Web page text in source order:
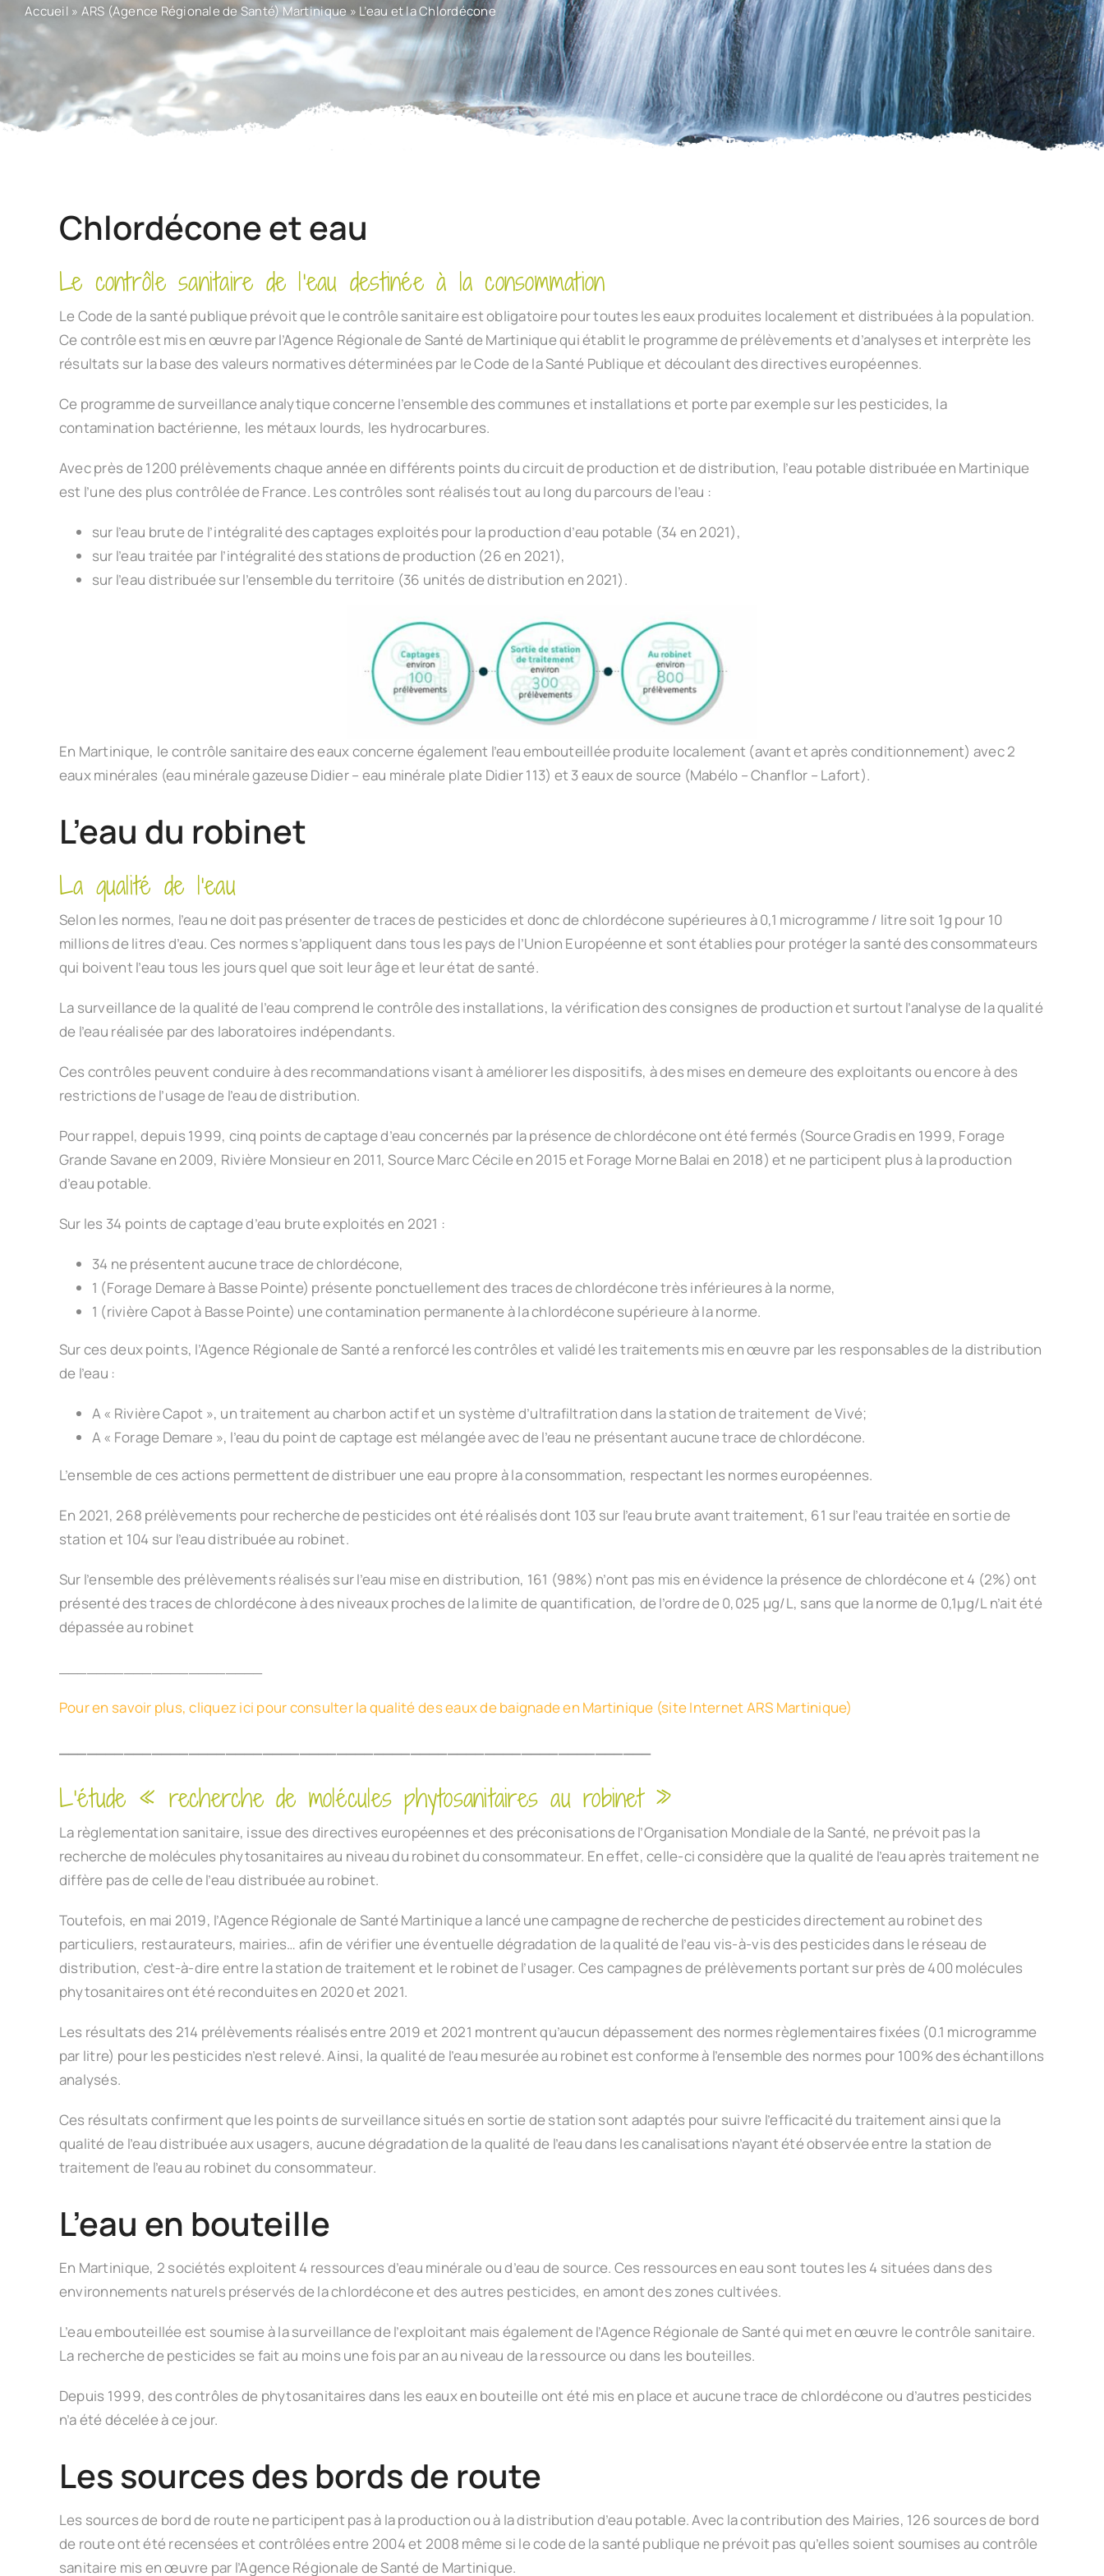
Accueil » ARS (Agence Régionale de Santé) Martinique» L’eau et la Chlordécone
Chlordécone et eau
Le contrôle sanitaire de l’eau destinée à la consommation
Le Code de la santé publique prévoit que le contrôle sanitaire est obligatoire pour toutes les eaux produites localement et distribuées à la population.
Ce contrôle est mis en œuvre par l’Agence Régionale de Santé de Martinique qui établit le programme de prélèvements et d’analyses et interprète les
résultats sur la base des valeurs normatives déterminées par le Code de la Santé Publique et découlant des directives européennes.
Ce programme de surveillance analytique concerne l’ensemble des communes et installations et porte par exemple sur les pesticides, la
contamination bactérienne, les métaux lourds, les hydrocarbures.
Avec près de 1200 prélèvements chaque année en différents points du circuit de production et de distribution, l’eau potable distribuée en Martinique
est l’une des plus contrôlée de France. Les contrôles sont réalisés tout au long du parcours de l’eau :
sur l’eau brute de l’intégralité des captages exploités pour la production d’eau potable (34 en 2021),
sur l’eau traitée par l’intégralité des stations de production (26 en 2021),
sur l’eau distribuée sur l’ensemble du territoire (36 unités de distribution en 2021).
En Martinique, le contrôle sanitaire des eaux concerne également l’eau embouteillée produite localement (avant et après conditionnement) avec 2
eaux minérales (eau minérale gazeuse Didier – eau minérale plate Didier 113) et 3 eaux de source (Mabélo – Chanflor – Lafort).
L’eau du robinet
La qualité de l’eau
Selon les normes, l’eau ne doit pas présenter de traces de pesticides et donc de chlordécone supérieures à 0,1 microgramme / litre soit 1g pour 10
millions de litres d’eau. Ces normes s’appliquent dans tous les pays de l’Union Européenne et sont établies pour protéger la santé des consommateurs
qui boivent l’eau tous les jours quel que soit leur âge et leur état de santé.
La surveillance de la qualité de l’eau comprend le contrôle des installations, la vérification des consignes de production et surtout l’analyse de la qualité
de l’eau réalisée par des laboratoires indépendants.
Ces contrôles peuvent conduire à des recommandations visant à améliorer les dispositifs, à des mises en demeure des exploitants ou encore à des
restrictions de l’usage de l’eau de distribution.
Pour rappel, depuis 1999, cinq points de captage d’eau concernés par la présence de chlordécone ont été fermés (Source Gradis en 1999, Forage
Grande Savane en 2009, Rivière Monsieur en 2011, Source Marc Cécile en 2015 et Forage Morne Balai en 2018) et ne participent plus à la production
d’eau potable.
Sur les 34 points de captage d’eau brute exploités en 2021 :
34 ne présentent aucune trace de chlordécone,
1 (Forage Demare à Basse Pointe) présente ponctuellement des traces de chlordécone très inférieures à la norme,
1 (rivière Capot à Basse Pointe) une contamination permanente à la chlordécone supérieure à la norme.
Sur ces deux points, l’Agence Régionale de Santé a renforcé les contrôles et validé les traitements mis en œuvre par les responsables de la distribution
de l’eau :
A « Rivière Capot », un traitement au charbon actif et un système d’ultrafiltration dans la station de traitement de Vivé;
A « Forage Demare », l’eau du point de captage est mélangée avec de l’eau ne présentant aucune trace de chlordécone.
L’ensemble de ces actions permettent de distribuer une eau propre à la consommation, respectant les normes européennes.
En 2021, 268 prélèvements pour recherche de pesticides ont été réalisés dont 103 sur l’eau brute avant traitement, 61 sur l’eau traitée en sortie de
station et 104 sur l’eau distribuée au robinet.
Sur l’ensemble des prélèvements réalisés sur l’eau mise en distribution, 161 (98%) n’ont pas mis en évidence la présence de chlordécone et 4 (2%) ont
présenté des traces de chlordécone à des niveaux proches de la limite de quantification, de l’ordre de 0,025 µg/L, sans que la norme de 0,1µg/L n’ait été
dépassée au robinet
Pour en savoir plus, cliquez ici pour consulter la qualité des eaux de baignade en Martinique (site Internet ARS Martinique)
L’étude « recherche de molécules phytosanitaires au robinet »
La règlementation sanitaire, issue des directives européennes et des préconisations de l’Organisation Mondiale de la Santé, ne prévoit pas la
recherche de molécules phytosanitaires au niveau du robinet du consommateur. En effet, celle-ci considère que la qualité de l’eau après traitement ne
diffère pas de celle de l’eau distribuée au robinet.
Toutefois, en mai 2019, l’Agence Régionale de Santé Martinique a lancé une campagne de recherche de pesticides directement au robinet des
particuliers, restaurateurs, mairies… afin de vérifier une éventuelle dégradation de la qualité de l’eau vis-à-vis des pesticides dans le réseau de
distribution, c’est-à-dire entre la station de traitement et le robinet de l’usager. Ces campagnes de prélèvements portant sur près de 400 molécules
phytosanitaires ont été reconduites en 2020 et 2021.
Les résultats des 214 prélèvements réalisés entre 2019 et 2021 montrent qu’aucun dépassement des normes règlementaires fixées (0.1 microgramme
par litre) pour les pesticides n’est relevé. Ainsi, la qualité de l’eau mesurée au robinet est conforme à l’ensemble des normes pour 100% des échantillons
analysés.
Ces résultats confirment que les points de surveillance situés en sortie de station sont adaptés pour suivre l’efficacité du traitement ainsi que la
qualité de l’eau distribuée aux usagers, aucune dégradation de la qualité de l’eau dans les canalisations n’ayant été observée entre la station de
traitement de l’eau au robinet du consommateur.
L’eau en bouteille
En Martinique, 2 sociétés exploitent 4 ressources d’eau minérale ou d’eau de source. Ces ressources en eau sont toutes les 4 situées dans des
environnements naturels préservés de la chlordécone et des autres pesticides, en amont des zones cultivées.
L’eau embouteillée est soumise à la surveillance de l’exploitant mais également de l’Agence Régionale de Santé qui met en œuvre le contrôle sanitaire.
La recherche de pesticides se fait au moins une fois par an au niveau de la ressource ou dans les bouteilles.
Depuis 1999, des contrôles de phytosanitaires dans les eaux en bouteille ont été mis en place et aucune trace de chlordécone ou d’autres pesticides
n’a été décelée à ce jour.
Les sources des bords de route
Les sources de bord de route ne participent pas à la production ou à la distribution d’eau potable. Avec la contribution des Mairies, 126 sources de bord
de route ont été recensées et contrôlées entre 2004 et 2008 même si le code de la santé publique ne prévoit pas qu’elles soient soumises au contrôle
sanitaire mis en œuvre par l’Agence Régionale de Santé de Martinique.